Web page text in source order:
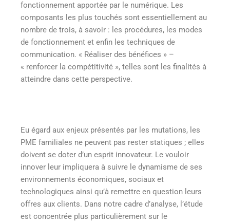
fonctionnement apportée par le numérique. Les
composants les plus touchés sont essentiellement au
nombre de trois, à savoir : les procédures, les modes
de fonctionnement et enfin les techniques de
communication. « Réaliser des bénéfices » –
« renforcer la compétitivité », telles sont les finalités à
atteindre dans cette perspective.
Eu égard aux enjeux présentés par les mutations, les
PME familiales ne peuvent pas rester statiques ; elles
doivent se doter d’un esprit innovateur. Le vouloir
innover leur impliquera à suivre le dynamisme de ses
environnements économiques, sociaux et
technologiques ainsi qu’à remettre en question leurs
offres aux clients. Dans notre cadre d’analyse, l’étude
est concentrée plus particulièrement sur le